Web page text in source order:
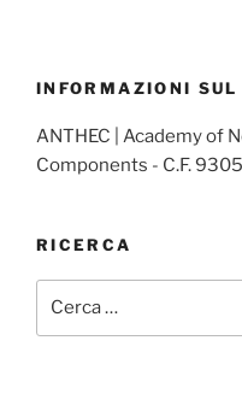
INFORMAZIONI SUL
ANTHEC | Academy of
Components - C.F.
RICERCA